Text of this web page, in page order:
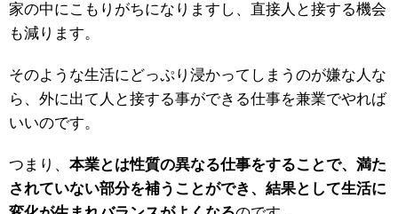
家の中にこもりがちになりますし、直接人と接する機会
も減ります。
そのような生活にどっぷり浸かってしまうのが嫌な人な
ら、外に出て人と接する事ができる仕事を兼業でやれば
いいのです。
つまり、 本業とは性質の異なる仕事をすることで、満た
されていない部分を補うことができ、結果として生活に